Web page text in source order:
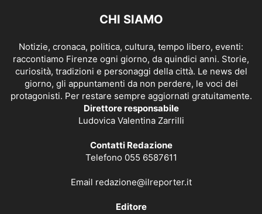
CHI SIAMO
Notizie, cronaca, politica, cultura, tempo libero, eventi:
raccontiamo Firenze ogni giorno, da quindici anni. Storie,
curiosità, tradizioni e personaggi della città. Le news del
giorno, gli appuntamenti da non perdere, le voci dei
protagonisti. Per restare sempre aggiornati gratuitamente.
Direttore responsabile
Ludovica Valentina Zarrilli
Contatti Redazione
Telefono 055 6587611
Email redazione@ilreporter.it
Editore